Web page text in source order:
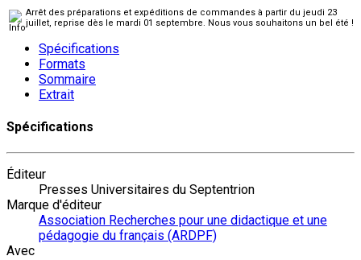
Arrêt des préparations et expéditions de commandes à partir du jeudi 23
juillet, reprise dès le mardi 01 septembre. Nous vous souhaitons un bel été !
Spécifications
Formats
Sommaire
Extrait
Spécifications
Éditeur
Presses Universitaires du Septentrion
Marque d'éditeur
Association Recherches pour une didactique et une
pédagogie du français (ARDPF)
Avec